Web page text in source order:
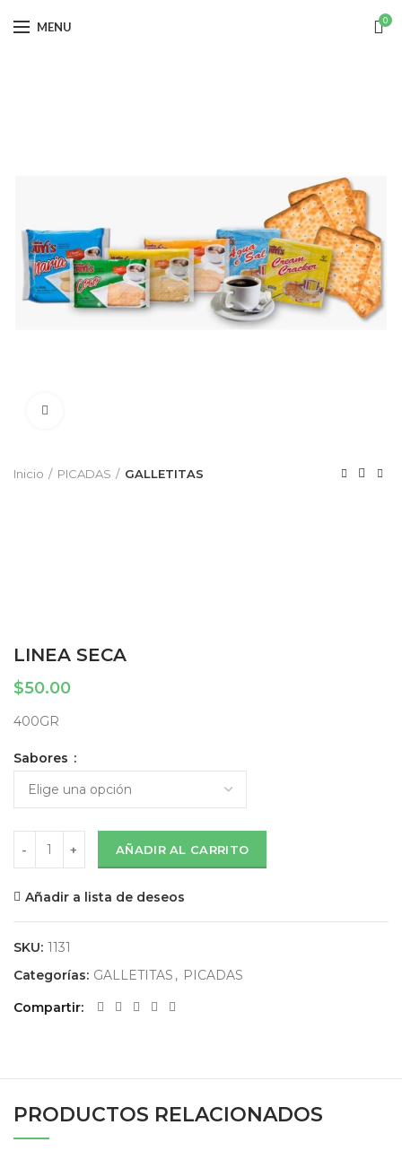
MENU 0
Inicio PICADAS GALLETITAS
LINEA SECA
$50.00
400GR
Sabores
LINEA SECA cantidad
AÑADIR AL CARRITO
Añadir a lista de deseos
SKU: 1131
Categorías: GALLETITAS , PICADAS
Compartir
PRODUCTOS RELACIONADOS